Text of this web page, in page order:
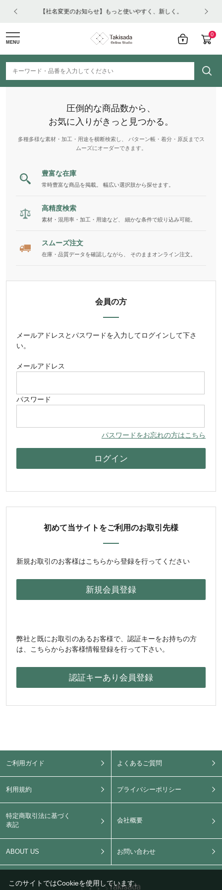
【社名変更のお知らせ】もっと使いやすく、新しく。
0
MENU
圧倒的な商品数から、
お気に入りがきっと見つかる。
多種多様な素材・加工・用途を横断検索し、 パターン帳・着分・原反までス
ムーズにオーダーできます。
豊富な在庫
常時豊富な商品を掲載。 幅広い選択肢から探せます。
高精度検索
素材・混用率・加工・用途など、 細かな条件で絞り込み可能。
スムーズ注文
在庫・品質データを確認しながら、 そのままオンライン注文。
会員の方
メールアドレス とパスワードを入力してログインして下さ
い。
メールアドレス
パスワード
パスワードをお忘れの方はこちら
初めて当サイトをご利用のお取引先様
新規お取引のお客様はこちらから登録を行ってください
弊社と既にお取引のあるお客様で、認証キーをお持ちの方
は、こちらからお客様情報登録を行って下さい。
ご利用ガイド よくあるご質問
利用規約 プライバシーポリシー
特定商取引法に基づく
表記
会社概要
ABOUT US お問い合わせ
このサイトではCookieを使用しています。